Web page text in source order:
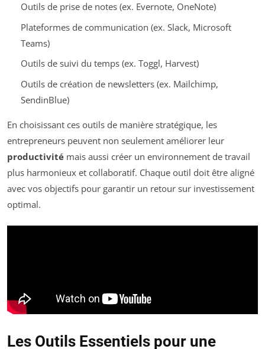
Outils de prise de notes (ex. Evernote, OneNote)
Plateformes de communication (ex. Slack, Microsoft
Teams)
Outils de suivi du temps (ex. Toggl, Harvest)
Outils de création de newsletters (ex. Mailchimp,
SendinBlue)
En choisissant ces outils de manière stratégique, les
entrepreneurs peuvent non seulement améliorer leur
productivité mais aussi créer un environnement de travail
plus harmonieux et collaboratif. Chaque outil doit être aligné
avec vos objectifs pour garantir un retour sur investissement
optimal.
Les Outils Essentiels pour une